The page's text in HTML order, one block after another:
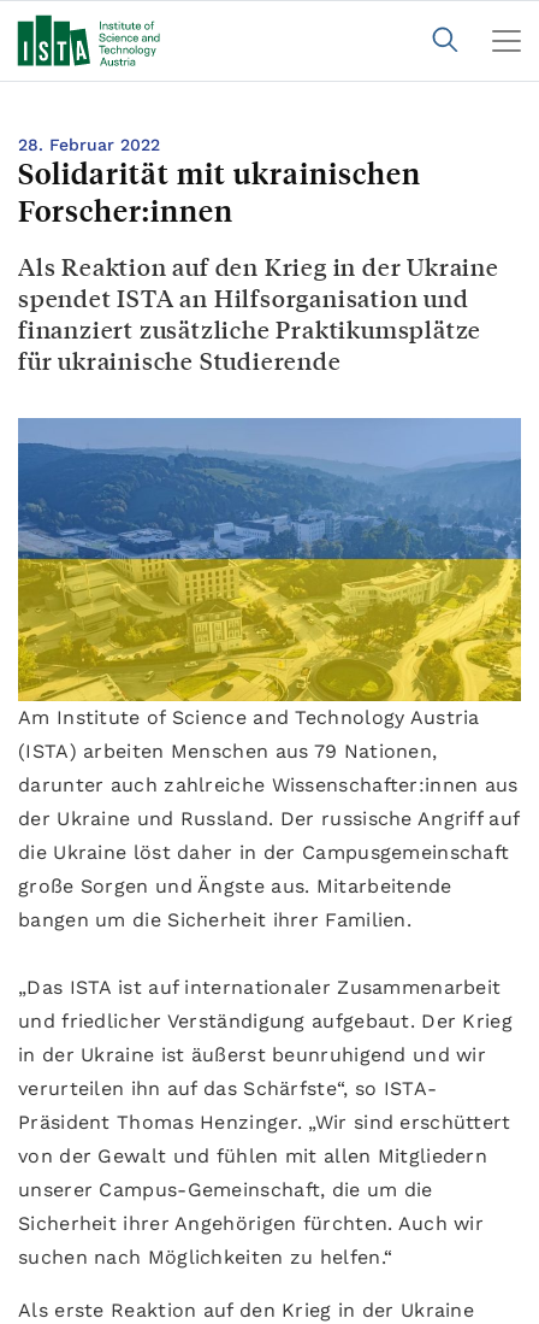
28. Februar 2022
Solidarität mit ukrainischen
Forscher:innen
Als Reaktion auf den Krieg in der Ukraine
spendet ISTA an Hilfsorganisation und
finanziert zusätzliche Praktikumsplätze
für ukrainische Studierende
Am Institute of Science and Technology Austria
(ISTA) arbeiten Menschen aus 79 Nationen,
darunter auch zahlreiche Wissenschafter:innen aus
der Ukraine und Russland. Der russische Angriff auf
die Ukraine löst daher in der Campusgemeinschaft
große Sorgen und Ängste aus. Mitarbeitende
bangen um die Sicherheit ihrer Familien.
„Das ISTA ist auf internationaler Zusammenarbeit
und friedlicher Verständigung aufgebaut. Der Krieg
in der Ukraine ist äußerst beunruhigend und wir
verurteilen ihn auf das Schärfste“, so ISTA-
Präsident Thomas Henzinger. „Wir sind erschüttert
von der Gewalt und fühlen mit allen Mitgliedern
unserer Campus-Gemeinschaft, die um die
Sicherheit ihrer Angehörigen fürchten. Auch wir
suchen nach Möglichkeiten zu helfen.“
Als erste Reaktion auf den Krieg in der Ukraine